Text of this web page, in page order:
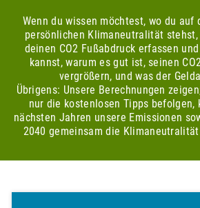
Wenn du wissen möchtest, wo du auf
persönlichen Klimaneutralität stehst,
deinen CO2 Fußabdruck erfassen
kannst, warum es gut ist, seinen
vergrößern, und was der
Übrigens: Unsere Berechnungen
nur die kostenlosen Tipps befolgen,
nächsten Jahren unsere Emissionen
2040 gemeinsam die